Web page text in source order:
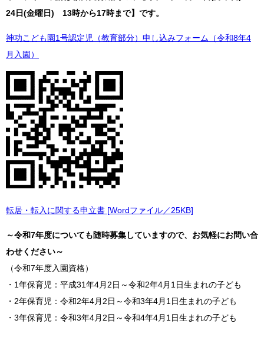
24日(金曜日) 13時から17時まで】です。
神功こども園1号認定児（教育部分）申し込みフォーム（令和8年4
月入園）
転居・転入に関する申立書 [Wordファイル／25KB]
～令和7年度についても随時募集していますので、お気軽にお問い合
わせください～
（令和7年度入園資格）
・1年保育児：平成31年4月2日～令和2年4月1日生まれの子ども
・2年保育児：令和2年4月2日～令和3年4月1日生まれの子ども
・3年保育児：令和3年4月2日～令和4年4月1日生まれの子ども